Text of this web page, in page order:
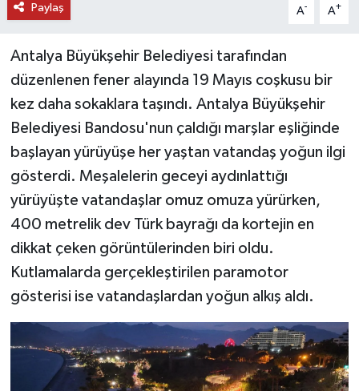
Paylaş A- A+
Antalya Büyükşehir Belediyesi tarafından
düzenlenen fener alayında 19 Mayıs coşkusu bir
kez daha sokaklara taşındı. Antalya Büyükşehir
Belediyesi Bandosu'nun çaldığı marşlar eşliğinde
başlayan yürüyüşe her yaştan vatandaş yoğun ilgi
gösterdi. Meşalelerin geceyi aydınlattığı
yürüyüşte vatandaşlar omuz omuza yürürken,
400 metrelik dev Türk bayrağı da kortejin en
dikkat çeken görüntülerinden biri oldu.
Kutlamalarda gerçekleştirilen paramotor
gösterisi ise vatandaşlardan yoğun alkış aldı.
YAZARLAR
RESMİ İLAN